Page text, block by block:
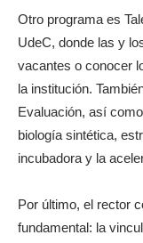
Otro programa es
UdeC, donde las y
vacantes o conocer
la institución.
Evaluación, así
biología sintética,
incubadora y la
Por último, el rector
fundamental: la